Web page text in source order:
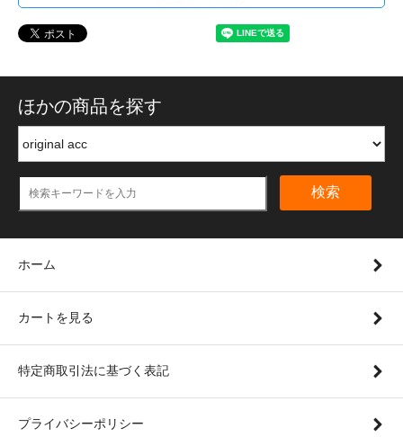
ほかの商品を探す
検索
ホーム
カートを見る
特定商取引法に基づく表記
プライバシーポリシー